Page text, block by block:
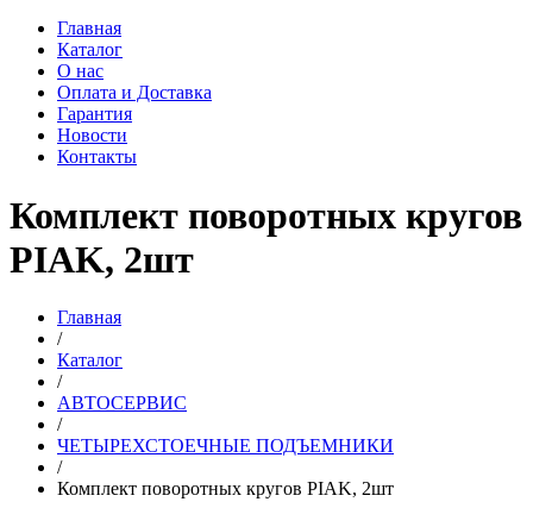
Главная
Каталог
О нас
Оплата и Доставка
Гарантия
Новости
Контакты
Комплект поворотных кругов
PIAK, 2шт
Главная
/
Каталог
/
АВТОСЕРВИС
/
ЧЕТЫРЕХСТОЕЧНЫЕ ПОДЪЕМНИКИ
/
Комплект поворотных кругов PIAK, 2шт